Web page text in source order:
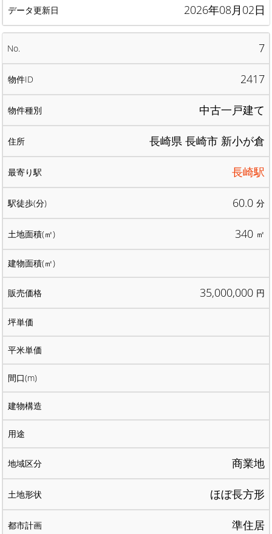
2026年08月02日
7
2417
中古一戸建て
長崎県 長崎市 新小が倉
長崎駅
60.0 分
340 ㎡
35,000,000 円
商業地
ほぼ長方形
準住居